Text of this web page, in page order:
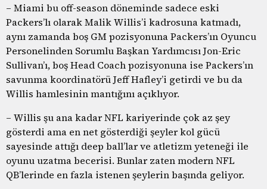
– Miami bu off-season döneminde sadece eski
Packers’lı olarak Malik Willis’i kadrosuna katmadı,
aynı zamanda boş GM pozisyonuna Packers’ın Oyuncu
Personelinden Sorumlu Başkan Yardımcısı Jon-Eric
Sullivan’ı, boş Head Coach pozisyonuna ise Packers’ın
savunma koordinatörü Jeff Hafley’i getirdi ve bu da
Willis hamlesinin mantığını açıklıyor.
– Willis şu ana kadar NFL kariyerinde çok az şey
gösterdi ama en net gösterdiği şeyler kol gücü
sayesinde attığı deep ball’lar ve atletizm yeteneği ile
oyunu uzatma becerisi. Bunlar zaten modern NFL
QB’lerinde en fazla istenen şeylerin başında geliyor.